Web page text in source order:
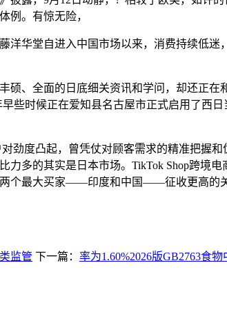
例。有惊无险，
华堂自进入中国市场以来，消费持续低迷
、全面的日底细关资讯和学问，却还正在和
早些时候正在爱知县名古屋市正式启用了西
度凸起，曾凭仗对顾客需求的精准把握和
力多的其实是日本市场。TikTok Shop跨境
个最大买家——印度和中国——征收更高的关
监管 下一篇： 率为1.60%2026版GB2763食